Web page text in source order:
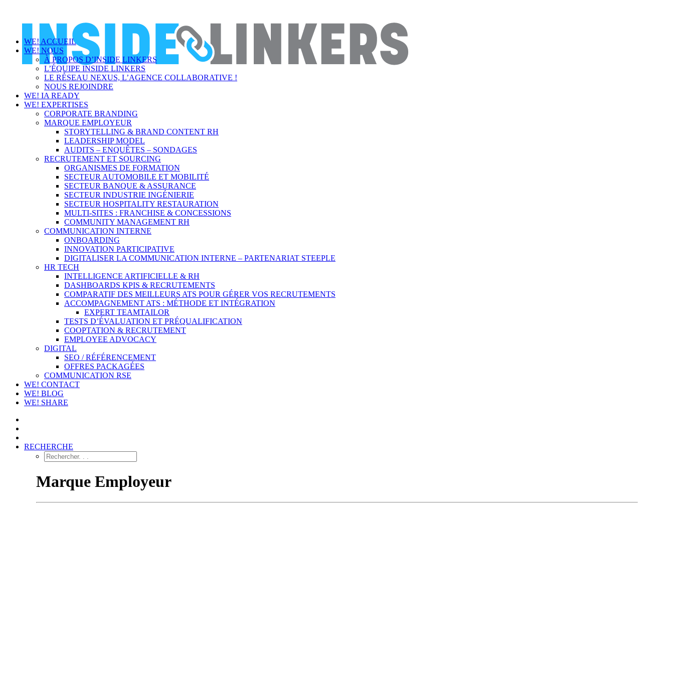
WE! ACCUEIL
WE! NOUS
À PROPOS D’INSIDE LINKERS
L’ÉQUIPE INSIDE LINKERS
LE RÉSEAU NEXUS, L’AGENCE COLLABORATIVE !
NOUS REJOINDRE
WE! IA READY
WE! EXPERTISES
CORPORATE BRANDING
MARQUE EMPLOYEUR
STORYTELLING & BRAND CONTENT RH
LEADERSHIP MODEL
AUDITS – ENQUÊTES – SONDAGES
RECRUTEMENT ET SOURCING
ORGANISMES DE FORMATION
SECTEUR AUTOMOBILE ET MOBILITÉ
SECTEUR BANQUE & ASSURANCE
SECTEUR INDUSTRIE INGÉNIERIE
SECTEUR HOSPITALITY RESTAURATION
MULTI-SITES : FRANCHISE & CONCESSIONS
COMMUNITY MANAGEMENT RH
COMMUNICATION INTERNE
ONBOARDING
INNOVATION PARTICIPATIVE
DIGITALISER LA COMMUNICATION INTERNE – PARTENARIAT STEEPLE
HR TECH
INTELLIGENCE ARTIFICIELLE & RH
DASHBOARDS KPIS & RECRUTEMENTS
COMPARATIF DES MEILLEURS ATS POUR GÉRER VOS RECRUTEMENTS
ACCOMPAGNEMENT ATS : MÉTHODE ET INTÉGRATION
EXPERT TEAMTAILOR
TESTS D’ÉVALUATION ET PRÉQUALIFICATION
COOPTATION & RECRUTEMENT
EMPLOYEE ADVOCACY
DIGITAL
SEO / RÉFÉRENCEMENT
OFFRES PACKAGÉES
COMMUNICATION RSE
WE! CONTACT
WE! BLOG
WE! SHARE
RECHERCHE
Marque Employeur